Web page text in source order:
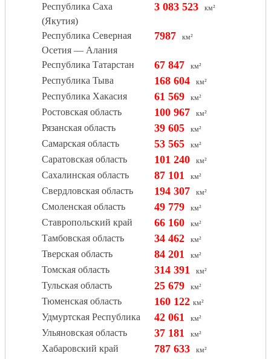
Республика Саха
(Якутия)
3 083 523 км²
Республика Северная
Осетия — Алания
7987 км²
Республика Татарстан 67 847 км²
Республика Тыва 168 604 км²
Республика Хакасия 61 569 км²
Ростовская область 100 967 км²
Рязанская область 39 605 км²
Самарская область 53 565 км²
Саратовская область 101 240 км²
Сахалинская область 87 101 км²
Свердловская область 194 307 км²
Смоленская область 49 779 км²
Ставропольский край 66 160 км²
Тамбовская область 34 462 км²
Тверская область 84 201 км²
Томская область 314 391 км²
Тульская область 25 679 км²
Тюменская область 160 122 км²
Удмуртская Республика 42 061 км²
Ульяновская область 37 181 км²
Хабаровский край 787 633 км²